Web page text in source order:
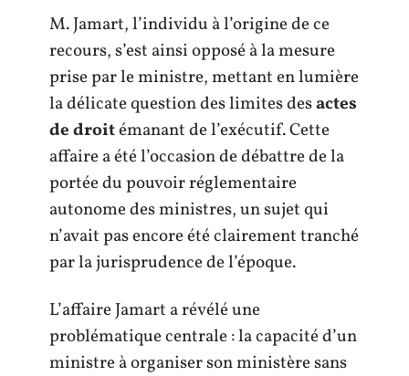
M. Jamart, l’individu à l’origine de ce
recours, s’est ainsi opposé à la mesure
prise par le ministre, mettant en lumière
la délicate question des limites desactes
de droitémanant de l’exécutif. Cette
affaire a été l’occasion de débattre de la
portée du pouvoir réglementaire
autonome des ministres, un sujet qui
n’avait pas encore été clairement tranché
par la jurisprudence de l’époque.
L’affaire Jamart a révélé une
problématique centrale : la capacité d’un
ministre à organiser son ministère sans